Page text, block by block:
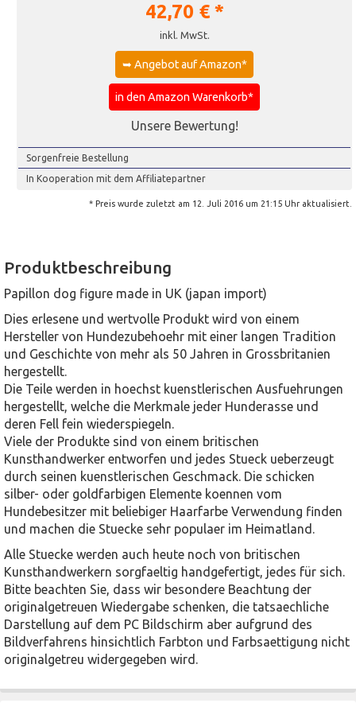
42,70 € *
inkl. MwSt.
➥ Angebot auf Amazon*
in den Amazon Warenkorb*
Unsere Bewertung!
Sorgenfreie Bestellung
In Kooperation mit dem Affiliatepartner
* Preis wurde zuletzt am 12. Juli 2016 um 21:15 Uhr aktualisiert.
Produktbeschreibung
Papillon dog figure made in UK (japan import)
Dies erlesene und wertvolle Produkt wird von einem
Hersteller von Hundezubehoehr mit einer langen Tradition
und Geschichte von mehr als 50 Jahren in Grossbritanien
hergestellt.
Die Teile werden in hoechst kuenstlerischen Ausfuehrungen
hergestellt, welche die Merkmale jeder Hunderasse und
deren Fell fein wiederspiegeln.
Viele der Produkte sind von einem britischen
Kunsthandwerker entworfen und jedes Stueck ueberzeugt
durch seinen kuenstlerischen Geschmack. Die schicken
silber- oder goldfarbigen Elemente koennen vom
Hundebesitzer mit beliebiger Haarfarbe Verwendung finden
und machen die Stuecke sehr populaer im Heimatland.
Alle Stuecke werden auch heute noch von britischen
Kunsthandwerkern sorgfaeltig handgefertigt, jedes für sich.
Bitte beachten Sie, dass wir besondere Beachtung der
originalgetreuen Wiedergabe schenken, die tatsaechliche
Darstellung auf dem PC Bildschirm aber aufgrund des
Bildverfahrens hinsichtlich Farbton und Farbsaettigung nicht
originalgetreu widergegeben wird.